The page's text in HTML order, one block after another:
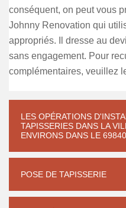
conséquent, on peut vous
Johnny Renovation qui
appropriés. Il dresse au
sans engagement. Pour
complémentaires, veuillez
LES OPÉRATIONS
TAPISSERIES DANS LA
ENVIRONS DANS LE 69840
POSE DE TAPISSERIE